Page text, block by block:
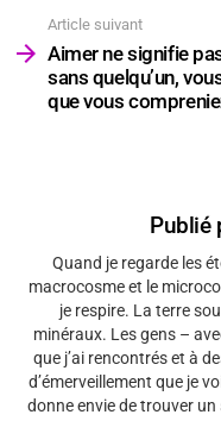
Article suivant
Aimer ne signifie
sans quelqu’un,
que vous
Publié
Quand je regarde les
macrocosme et le
je respire. La terre
minéraux. Les gens –
que j’ai rencontrés et à
d’émerveillement que je
donne envie de trouver